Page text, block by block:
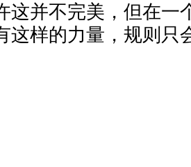
这并不完美，但在一
这样的力量，规则只